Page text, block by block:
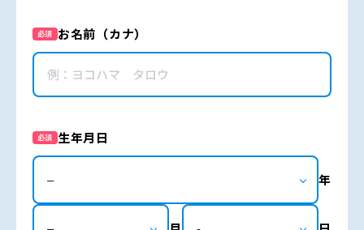
必須 お名前（カナ）
必須 生年月日
年